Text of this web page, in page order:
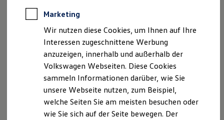
Rekuperation
Laden unterwegs
Laden Zuhause
Ladestationen finden
Ladezeitensimulator
Batterie
Sicherheit
Nachhaltigkeit
Technologie
Kosten und Kauf
So geht neu. Klar im Design. Stark im Alltag.
Entdecken Sie jetzt den neuen ID.3 Neo!
Mehr zum ID.3 Neo erfahren
Marketing
Wir nutzen diese Cookies, um Ihnen auf Ihre
Interessen zugeschnittene Werbung
anzuzeigen, innerhalb und außerhalb der
Volkswagen Webseiten. Diese Cookies
sammeln Informationen darüber, wie Sie
unsere Webseite nutzen, zum Beispiel,
welche Seiten Sie am meisten besuchen oder
wie Sie sich auf der Seite bewegen. Der